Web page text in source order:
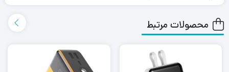
محصولات مرتبط